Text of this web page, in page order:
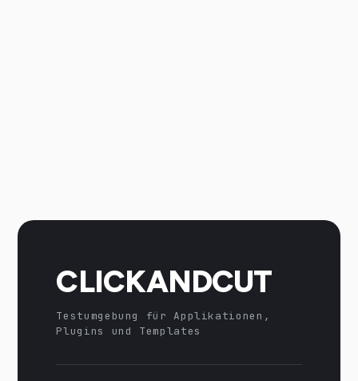
CLICKANDCUT
Testumgebung für Applikationen,
Plugins und Templates